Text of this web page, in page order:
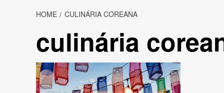
HOME CULINÁRIA COREANA
culinária